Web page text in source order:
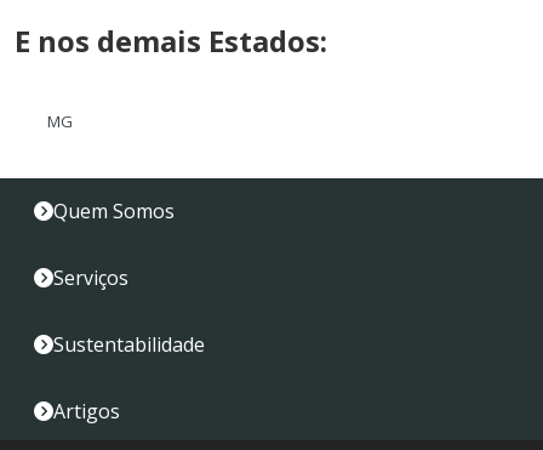
E nos demais Estados:
MG
Quem Somos
Serviços
Sustentabilidade
Artigos